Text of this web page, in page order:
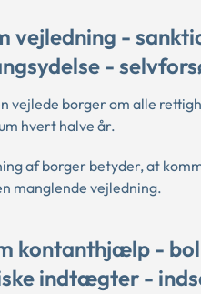
vejledning -
-
vejlede borger om alle
hvert halve år.
af borger betyder, at
manglende vejledning.
kontanthjælp -
indtægter -